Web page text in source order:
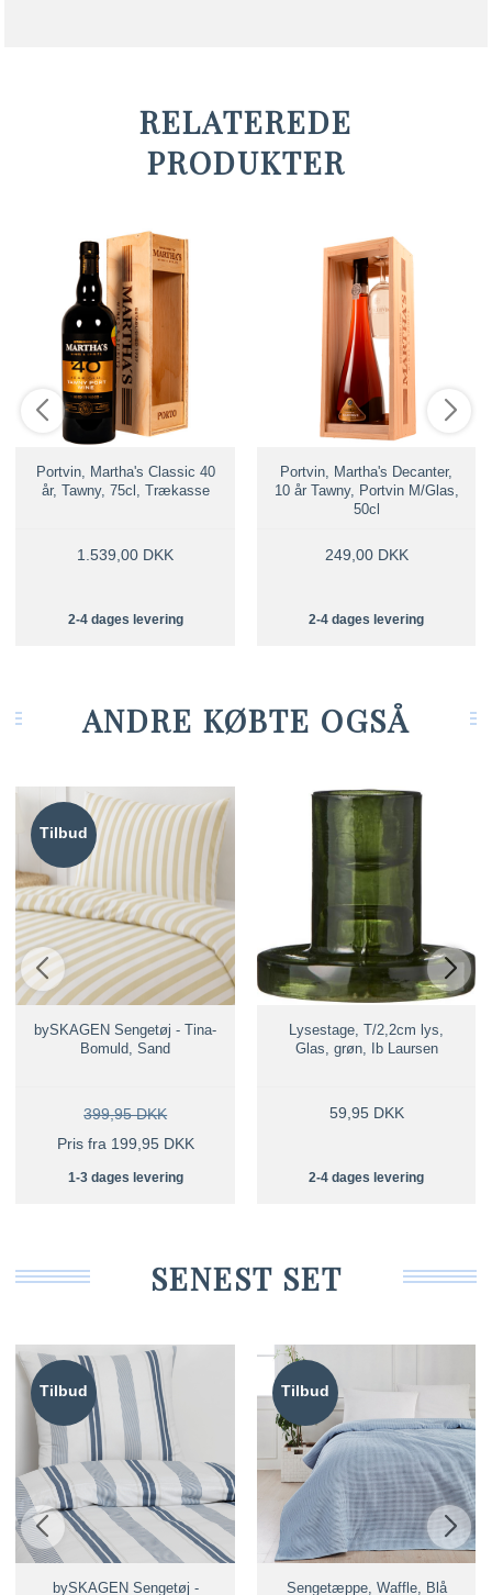
RELATEREDE
PRODUKTER
Portvin, Martha's Classic 40
år, Tawny, 75cl, Trækasse
1.539,00 DKK
2-4 dages levering
Portvin, Martha's Decanter,
10 år Tawny, Portvin M/Glas,
50cl
249,00 DKK
2-4 dages levering
ANDRE KØBTE OGSÅ
Tilbud
bySKAGEN Sengetøj - Tina-
Bomuld, Sand
399,95 DKK
Pris fra 199,95 DKK
1-3 dages levering
Lysestage, T/2,2cm lys,
Glas, grøn, Ib Laursen
59,95 DKK
2-4 dages levering
SENEST SET
Tilbud
bySKAGEN Sengetøj -
Tilbud
Sengetæppe, Waffle, Blå